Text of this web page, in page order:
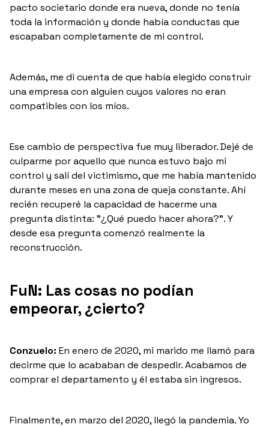
pacto societario donde era nueva, donde no tenía
toda la información y donde había conductas que
escapaban completamente de mi control.
Además, me di cuenta de que había elegido construir
una empresa con alguien cuyos valores no eran
compatibles con los míos.
Ese cambio de perspectiva fue muy liberador. Dejé de
culparme por aquello que nunca estuvo bajo mi
control y salí del victimismo, que me había mantenido
durante meses en una zona de queja constante. Ahí
recién recuperé la capacidad de hacerme una
pregunta distinta: "¿Qué puedo hacer ahora?". Y
desde esa pregunta comenzó realmente la
reconstrucción.
FuN: Las cosas no podían
empeorar, ¿cierto?
Conzuelo: En enero de 2020, mi marido me llamó para
decirme que lo acababan de despedir. Acabamos de
comprar el departamento y él estaba sin ingresos.
Finalmente, en marzo del 2020, llegó la pandemia. Yo